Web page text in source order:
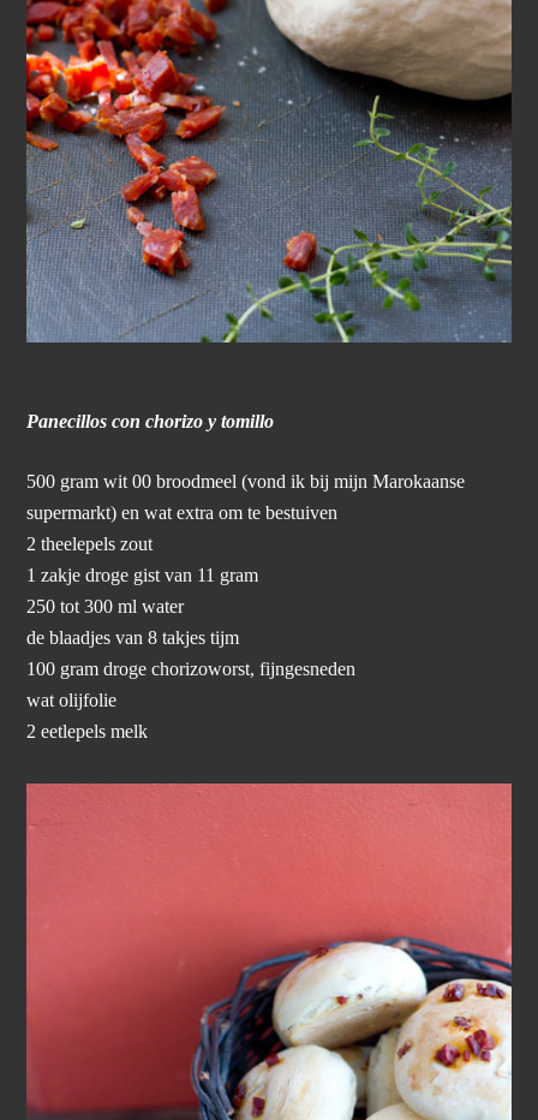
Panecillos con chorizo y tomillo
500 gram wit 00 broodmeel (vond ik bij mijn Marokaanse
supermarkt) en wat extra om te bestuiven
2 theelepels zout
1 zakje droge gist van 11 gram
250 tot 300 ml water
de blaadjes van 8 takjes tijm
100 gram droge chorizoworst, fijngesneden
wat olijfolie
2 eetlepels melk